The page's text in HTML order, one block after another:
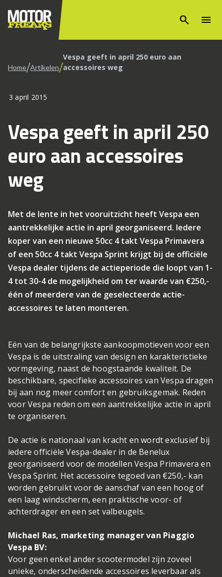
search menu
Home/Artikelen/Vespa geeft in april 250 euro aan
accessoires weg
3 april 2015
Vespa geeft in april 250
euro aan accessoires
weg
Met de lente in het vooruitzicht heeft Vespa een
aantrekkelijke actie in april georganiseerd. Iedere
koper van een nieuwe 50cc 4 takt Vespa Primavera
of een 50cc 4 takt Vespa Sprint krijgt bij de officiële
Vespa dealer tijdens de actieperiode die loopt van 1-
4 tot 30-4 de mogelijkheid om ter waarde van €250,-
één of meerdere van de geselecteerde actie-
accessoires te laten monteren.
Eén van de belangrijkste aankoopmotieven voor een
Vespa is de uitstraling van design en karakteristieke
vormgeving, naast de hoogstaande kwaliteit. De
beschikbare, specifieke accessoires van Vespa dragen
bij aan nog meer comfort en gebruiksgemak. Reden
voor Vespa reden om een aantrekkelijke actie in april
te organiseren.
De actie is nationaal van kracht en wordt exclusief bij
iedere officiële Vespa-dealer in de Benelux
georganiseerd voor de modellen Vespa Primavera en
Vespa Sprint. Het accessoire tegoed van €250,- kan
worden gebruikt voor de aanschaf van een hoog of
een laag windscherm, een praktische voor- of
achterdrager en een set valbeugels.
Michael Ras, marketing manager van Piaggio
Vespa BV:
Voor geen enkel ander scootermodel zijn zoveel
unieke, onderscheidende accessoires leverbaar als